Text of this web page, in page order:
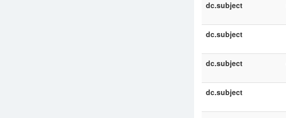
dc.subject
dc.subject
dc.subject
dc.subject